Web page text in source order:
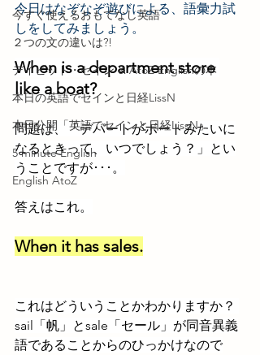
今すぐ使えるおもてなし英語
２つの文の違いは?!
デイビッド・セイン & AtoZ Englishの本
本日の英語でセインと日経LissN
本日公開「英語でセインと日経LissN」
5 minute English
English AtoZ
今日はなぞなぞ遊びによる、語彙力試
しをしてみましょう。
When is a department store
like a boat?
問題は、「デパートがボートみたいに
なるときって、いつでしょう？」とい
うことですが･･･。
答えはこれ。
When it has sales.
これはどういうことかわかりますか？
sail「帆」とsale「セール」が同音異義
語であることからのひっかけなので